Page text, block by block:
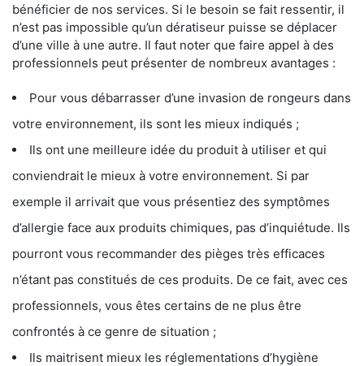
bénéficier de nos services. Si le besoin se fait ressentir, il
n’est pas impossible qu’un dératiseur puisse se déplacer
d’une ville à une autre. Il faut noter que faire appel à des
professionnels peut présenter de nombreux avantages :
Pour vous débarrasser d’une invasion de rongeurs dans
votre environnement, ils sont les mieux indiqués ;
Ils ont une meilleure idée du produit à utiliser et qui
conviendrait le mieux à votre environnement. Si par
exemple il arrivait que vous présentiez des symptômes
d’allergie face aux produits chimiques, pas d’inquiétude. Ils
pourront vous recommander des pièges très efficaces
n’étant pas constitués de ces produits. De ce fait, avec ces
professionnels, vous êtes certains de ne plus être
confrontés à ce genre de situation ;
Ils maitrisent mieux les réglementations d’hygiène